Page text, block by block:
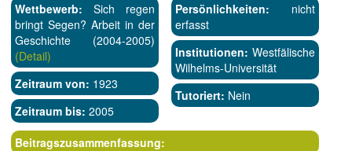
Wettbewerb: Sich regen
bringt Segen? Arbeit in der
Geschichte (2004-2005)
(Detail)
Zeitraum von: 1923
Zeitraum bis: 2005
Persönlichkeiten: nicht
erfasst
Institutionen: Westfälische
Wilhelms-Universität
Tutoriert: Nein
Beitragszusammenfassung: